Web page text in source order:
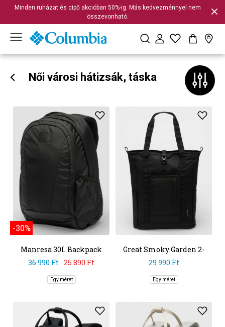
Minden ruházat és cipő akcióban 50%-ig. Más kedvezménnyel nem
összevonható.
Női városi hátizsák, táska
-30%
Manresa 30L Backpack
36 990 Ft 25 890 Ft
Egy méret
Great Smoky Garden 2-
Way Tote
29 990 Ft
Egy méret